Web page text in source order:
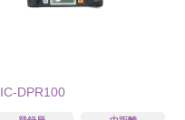
IC-DPR100